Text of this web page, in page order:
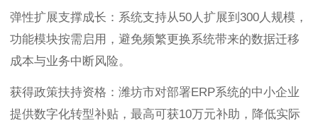
弹性扩展支撑成长：系统支持从50人扩展到300人规模，
功能模块按需启用，避免频繁更换系统带来的数据迁移
成本与业务中断风险。
获得政策扶持资格：潍坊市对部署ERP系统的中小企业
提供数字化转型补贴，最高可获10万元补助，降低实际